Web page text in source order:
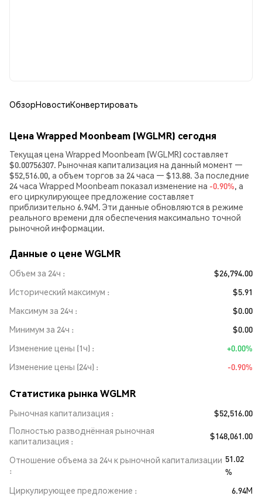
ОбзорНовостиКонвертировать
Цена Wrapped Moonbeam (WGLMR) сегодня
Текущая цена Wrapped Moonbeam (WGLMR) составляет
$0.00756307. Рыночная капитализация на данный момент —
$52,516.00, а объем торгов за 24 часа — $13.88. За последние
24 часа Wrapped Moonbeam показал изменение на -0.90%, а
его циркулирующее предложение составляет
приблизительно 6.94M. Эти данные обновляются в режиме
реального времени для обеспечения максимально точной
рыночной информации.
Данные о цене WGLMR
Объем за 24ч
$26,794.00
Исторический максимум
$5.91
Максимум за 24ч
$0.00
Минимум за 24ч
$0.00
Изменение цены (1ч)
+0.00%
Изменение цены (24ч)
-0.90%
Статистика рынка WGLMR
Рыночная капитализация
$52,516.00
Полностью разводнённая рыночная
капитализация
$148,061.00
Отношение объема за 24ч к рыночной капитализации 51.02
%
Циркулирующее предложение
6.94M